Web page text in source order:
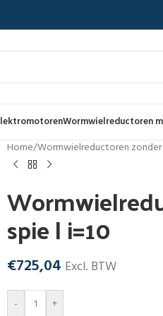
Wormwielreductoren
Home/Wormwielreductoren
spie | i=10
€725,04 Excl. BTW
- +